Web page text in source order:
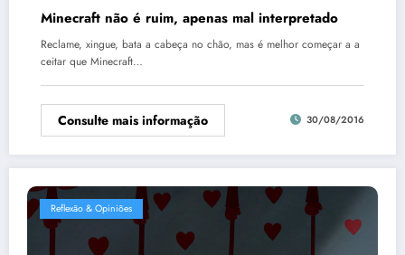
Minecraft não é ruim, apenas mal interpretado
Reclame, xingue, bata a cabeça no chão, mas é melhor começar a a
ceitar que Minecraft…
Consulte mais informação 30/08/2016
Reflexão & Opiniões